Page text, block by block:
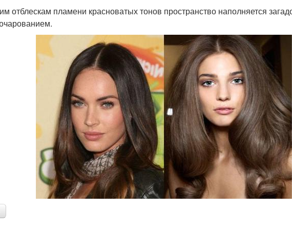
отблескам пламени красноватых тонов пространство наполняется